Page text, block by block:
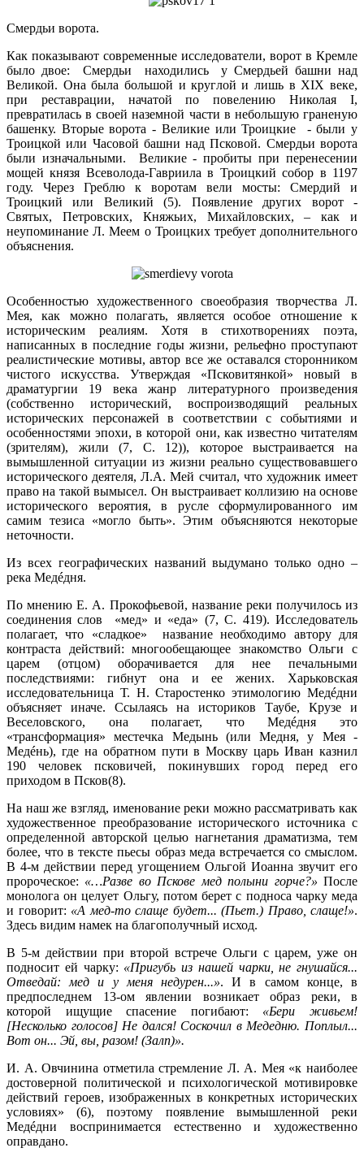
Смердьи ворота.
Как показывают современные исследователи, ворот в Кремле
было двое: Смердьи находились у Смердьей башни над
Великой. Она была большой и круглой и лишь в XIX веке,
при реставрации, начатой по повелению Николая I,
превратилась в своей наземной части в небольшую граненую
башенку. Вторые ворота - Великие или Троицкие - были у
Троицкой или Часовой башни над Псковой. Смердьи ворота
были изначальными. Великие - пробиты при перенесении
мощей князя Всеволода-Гавриила в Троицкий собор в 1197
году. Через Греблю к воротам вели мосты: Смердий и
Троицкий или Великий (5). Появление других ворот -
Святых, Петровских, Княжьих, Михайловских, – как и
неупоминание Л. Меем о Троицких требует дополнительного
объяснения.
Особенностью художественного своеобразия творчества Л.
Мея, как можно полагать, является особое отношение к
историческим реалиям. Хотя в стихотворениях поэта,
написанных в последние годы жизни, рельефно проступают
реалистические мотивы, автор все же оставался сторонником
чистого искусства. Утверждая «Псковитянкой» новый в
драматургии 19 века жанр литературного произведения
(собственно исторический, воспроизводящий реальных
исторических персонажей в соответствии с событиями и
особенностями эпохи, в которой они, как известно читателям
(зрителям), жили (7, С. 12)), которое выстраивается на
вымышленной ситуации из жизни реально существовавшего
исторического деятеля, Л.А. Мей считал, что художник имеет
право на такой вымысел. Он выстраивает коллизию на основе
исторического вероятия, в русле сформулированного им
самим тезиса «могло быть». Этим объясняются некоторые
неточности.
Из всех географических названий выдумано только одно –
река Медéдня.
По мнению Е. А. Прокофьевой, название реки получилось из
соединения слов «мед» и «еда» (7, С. 419). Исследователь
полагает, что «сладкое» название необходимо автору для
контраста действий: многообещающее знакомство Ольги с
царем (отцом) оборачивается для нее печальными
последствиями: гибнут она и ее жених. Харьковская
исследовательница Т. Н. Старостенко этимологию Медéдни
объясняет иначе. Ссылаясь на историков Таубе, Крузе и
Веселовского, она полагает, что Медéдня это
«трансформация» местечка Медынь (или Медня, у Мея -
Медéнь), где на обратном пути в Москву царь Иван казнил
190 человек псковичей, покинувших город перед его
приходом в Псков(8).
На наш же взгляд, именование реки можно рассматривать как
художественное преобразование исторического источника с
определенной авторской целью нагнетания драматизма, тем
более, что в тексте пьесы образ меда встречается со смыслом.
В 4-м действии перед угощением Ольгой Иоанна звучит его
пророческое: «…Разве во Пскове мед полыни горче?» После
монолога он целует Ольгу, потом берет с подноса чарку меда
и говорит: «А мед-то слаще будет... (Пьет.) Право, слаще!».
Здесь видим намек на благополучный исход.
В 5-м действии при второй встрече Ольги с царем, уже он
подносит ей чарку: «Пригубь из нашей чарки, не гнушайся...
Отведай: мед и у меня недурен...». И в самом конце, в
предпоследнем 13-ом явлении возникает образ реки, в
которой ищущие спасение погибают: «Бери живьем!
[Несколько голосов] Не дался! Соскочил в Медедню. Поплыл...
Вот он... Эй, вы, разом! (Залп)».
И. А. Овчинина отметила стремление Л. А. Мея «к наиболее
достоверной политической и психологической мотивировке
действий героев, изображенных в конкретных исторических
условиях» (6), поэтому появление вымышленной реки
Медéдни воспринимается естественно и художественно
оправдано.